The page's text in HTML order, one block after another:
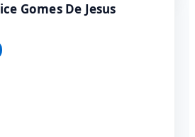
Gomes De Jesus